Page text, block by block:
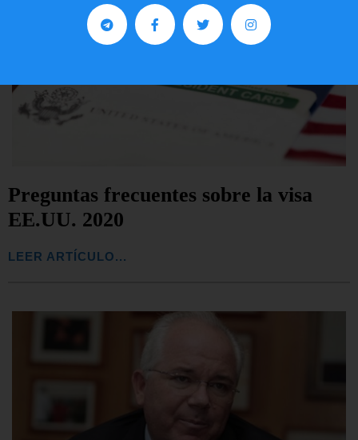
Preguntas frecuentes sobre la visa
EE.UU. 2020
LEER ARTÍCULO...